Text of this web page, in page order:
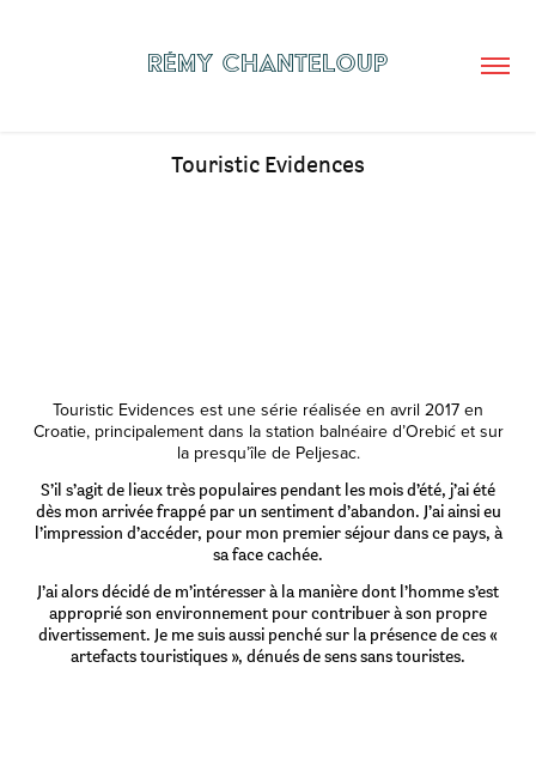
RÉMY CHANTELOUP
Touristic Evidences
Touristic Evidences est une série réalisée en avril 2017 en
Croatie, principalement dans la station balnéaire d’Orebić et sur
la presqu’île de Peljesac.
S’il s’agit de lieux très populaires pendant les mois d’été, j’ai été
dès mon arrivée frappé par un sentiment d’abandon. J’ai ainsi eu
l’impression d’accéder, pour mon premier séjour dans ce pays, à
sa face cachée.
J’ai alors décidé de m’intéresser à la manière dont l’homme s’est
approprié son environnement pour contribuer à son propre
divertissement. Je me suis aussi penché sur la présence de ces «
artefacts touristiques », dénués de sens sans touristes.